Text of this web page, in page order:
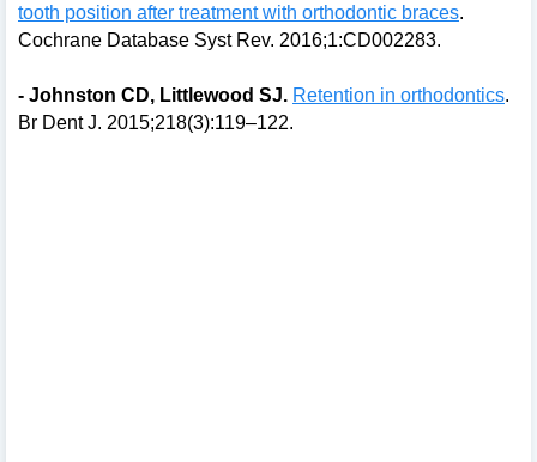
tooth position after treatment with orthodontic braces.
Cochrane Database Syst Rev. 2016;1:CD002283.
- Johnston CD, Littlewood SJ. Retention in orthodontics.
Br Dent J. 2015;218(3):119–122.